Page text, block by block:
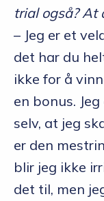
trial også? At
– Jeg er et
det har du
ikke for å
en bonus.
selv, at jeg
er den
blir jeg ikke
det til, men